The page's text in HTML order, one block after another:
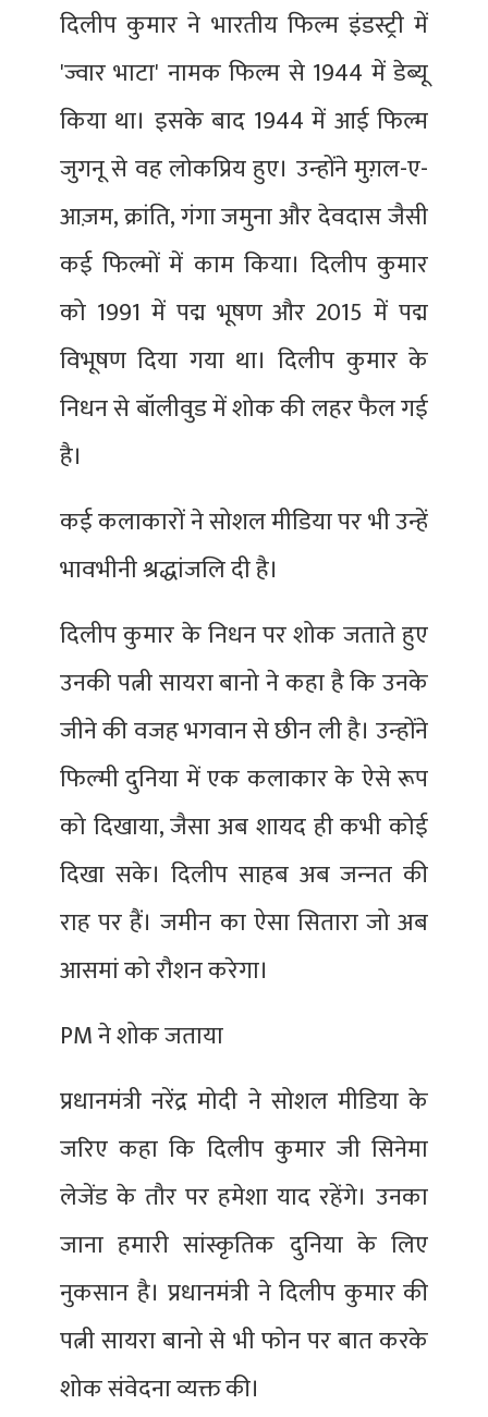
दिलीप कुमार ने भारतीय फिल्म इंडस्ट्री में
'ज्वार भाटा' नामक फिल्म से 1944 में डेब्यू
किया था। इसके बाद 1944 में आई फिल्म
जुगनू से वह लोकप्रिय हुए। उन्होंने मुग़ल-ए-
आज़म, क्रांति, गंगा जमुना और देवदास जैसी
कई फिल्मों में काम किया। दिलीप कुमार
को 1991 में पद्म भूषण और 2015 में पद्म
विभूषण दिया गया था। दिलीप कुमार के
निधन से बॉलीवुड में शोक की लहर फैल गई
है।
कई कलाकारों ने सोशल मीडिया पर भी उन्हें
भावभीनी श्रद्धांजलि दी है।
दिलीप कुमार के निधन पर शोक जताते हुए
उनकी पत्नी सायरा बानो ने कहा है कि उनके
जीने की वजह भगवान से छीन ली है। उन्‍होंने
फिल्‍मी दुनिया में एक कलाकार के ऐसे रूप
को दिखाया, जैसा अब शायद ही कभी कोई
दिखा सके। दिलीप साहब अब जन्‍नत की
राह पर हैं। जमीन का ऐसा सितारा जो अब
आसमां को रौशन करेगा।
PM ने शोक जताया
प्रधानमंत्री नरेंद्र मोदी ने सोशल मीडिया के
जरिए कहा कि दिलीप कुमार जी सिनेमा
लेजेंड के तौर पर हमेशा याद रहेंगे। उनका
जाना हमारी सांस्कृतिक दुनिया के लिए
नुकसान है। प्रधानमंत्री ने दिलीप कुमार की
पत्नी सायरा बानो से भी फोन पर बात करके
शोक संवेदना व्यक्त की।